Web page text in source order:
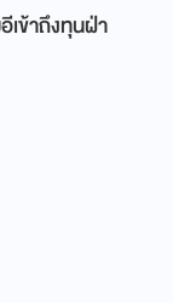
เข้าถึงทุนฝ่า